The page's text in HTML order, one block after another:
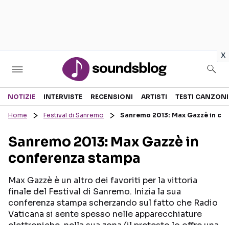
x
Sezioni
RECENSIONI MUSICALI
INTERVISTE
GOSSIP E CURIOSITÀ
TESTI CANZONI
TOUR ED EVENTI
TALENT SHOW
NOTIZIE INTERVISTE RECENSIONI ARTISTI TESTI CANZONI
Home Festival di Sanremo Sanremo 2013: Max Gazzè in
Sanremo 2013: Max Gazzè in
conferenza stampa
Max Gazzè è un altro dei favoriti per la vittoria
finale del Festival di Sanremo. Inizia la sua
conferenza stampa scherzando sul fatto che Radio
Vaticana si sente spesso nelle apparecchiature